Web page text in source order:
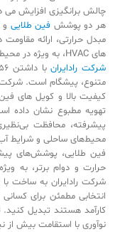
چالش برانگیزی افزایش می
هر دو پوشش فین طلایی و
مبدل حرارتی، ارائه
های HVAC، به ویژه در محیط های متنوع ، ایفا می کنند.
شرکت رادایران
متنوع، پیشگام است. شرکت
کیفیت بالا و کویل های
تهویه مطبوع نشان داده
پیشرفته، محافظت
محیط‌های ساحلی و شرایط
فین طلایی، پوشش‌های
حرارت و دوام برتر، به
شرکت رادایران به ساخت
انتخابی مطمئن برای
کارآمد هستند تبدیل کنید.
نوآوری با استقامت بیش از